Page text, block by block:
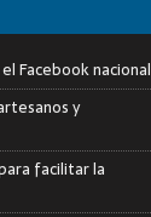
Facebook nacional
y
facilitar la